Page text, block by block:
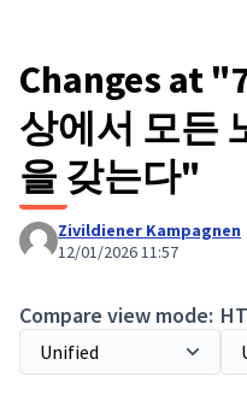
Changes at
상에서 모든
을 갖는다"
Zivildiener Kampagnen
12/01/2026 11:57
Compare view mode: